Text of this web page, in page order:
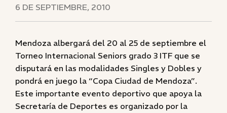
6 DE SEPTIEMBRE, 2010
Mendoza albergará del 20 al 25 de septiembre el
Torneo Internacional Seniors grado 3 ITF que se
disputará en las modalidades Singles y Dobles y
pondrá en juego la “Copa Ciudad de Mendoza”.
Este importante evento deportivo que apoya la
Secretaría de Deportes es organizado por la